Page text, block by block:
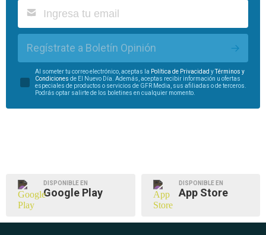
Regístrate a Boletín Opinión
Al someter tu correo electrónico, aceptas la Política de Privacidad yTérminos y
Condiciones de El Nuevo Día. Además, aceptas recibir información u ofertas
especiales de productos o servicios de GFR Media, sus afiliadas o de terceros.
Podrás optar salirte de los boletines en cualquier momento.
DISPONIBLE EN
Google Play
DISPONIBLE EN
App Store